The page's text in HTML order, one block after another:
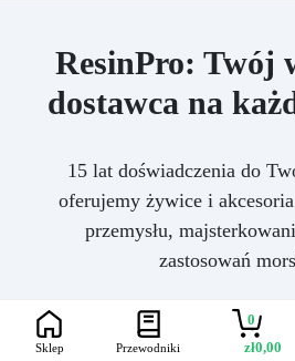
ResinPro: Twój
dostawca na
15 lat doświadczenia do
oferujemy żywice i
przemysłu,
zastosowań
Sklep Przewodniki
0
zł0,00